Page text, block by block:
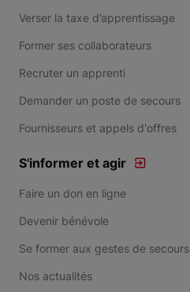
Verser la taxe d’apprentissage
Former ses collaborateurs
Recruter un apprenti
Demander un poste de secours
Fournisseurs et appels d'offres
S'informer et agir
Faire un don en ligne
Devenir bénévole
Se former aux gestes de secours
Nos actualités